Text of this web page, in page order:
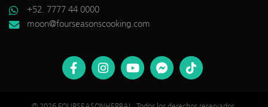
+52. 7777 44 0000
moon@fourseasonscooking.com
reytina. Todos los derechos reservados.